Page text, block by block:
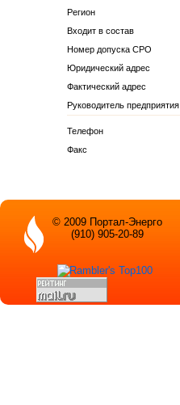
Регион
Входит в состав
Номер допуска СРО
Юридический адрес
Фактический адрес
Руководитель предприятия
Телефон
Факс
© 2009 Портал-Энерго
(910) 905-20-89